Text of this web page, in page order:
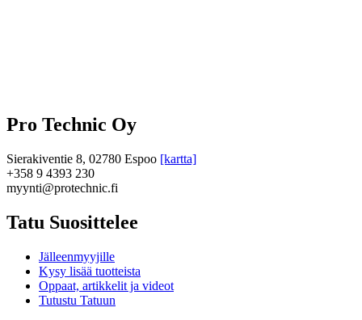
Pro Technic Oy
Sierakiventie 8, 02780 Espoo [kartta]
+358 9 4393 230
myynti@protechnic.fi
Tatu Suosittelee
Jälleenmyyjille
Kysy lisää tuotteista
Oppaat, artikkelit ja videot
Tutustu Tatuun